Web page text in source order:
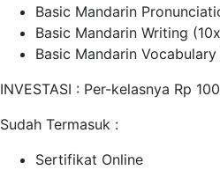
Basic Mandarin
Basic Mandarin Writing
Basic Mandarin
INVESTASI : Per-kelasnya Rp
Sudah Termasuk :
Sertifikat Online